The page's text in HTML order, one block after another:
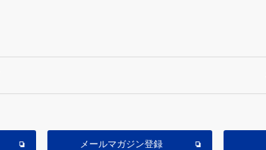
メールマガジン登録